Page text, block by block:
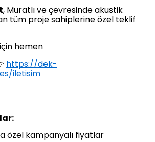
, Muratlı ve çevresinde akustik
tüm proje sahiplerine özel teklif
hemen
https://dek-
iletisim
özel kampanyalı fiyatlar